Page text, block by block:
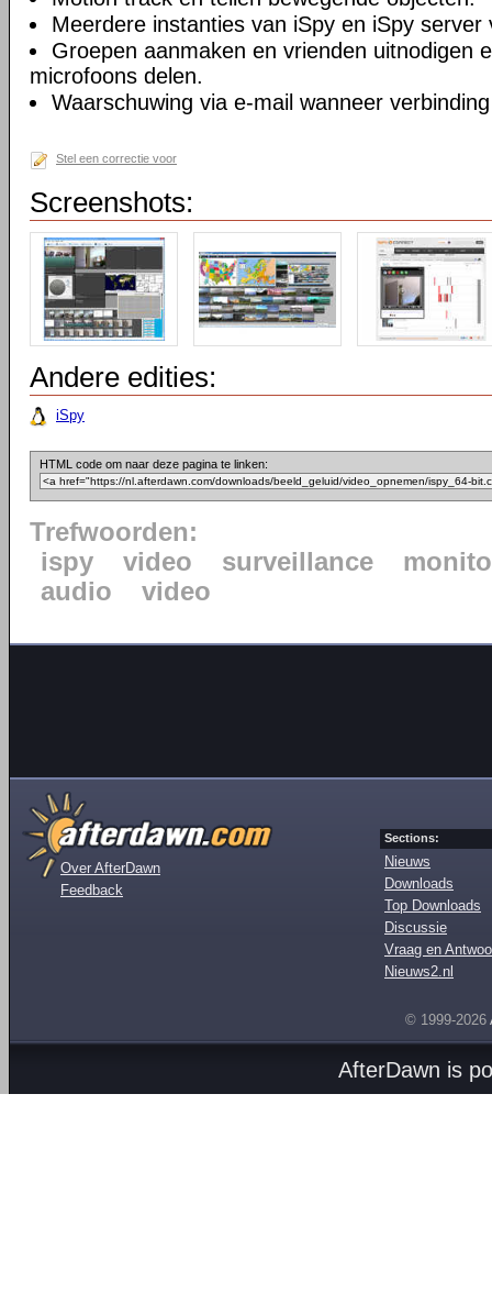
Meerdere instanties van iSpy en iSpy server
Groepen aanmaken en vrienden uitnodigen
microfoons delen.
Waarschuwing via e-mail wanneer
Stel een correctie voor
Screenshots:
Andere edities:
iSpy
HTML code om naar deze pagina te linken:
Trefwoorden:
ispy
video surveillance
audio
video
Over AfterDawn
Feedback
Sections:
Nieuws
Downloads
Top Downloads
Discussie
Vraag en
Nieuws2.nl
© 1999-2026
AfterDawn is